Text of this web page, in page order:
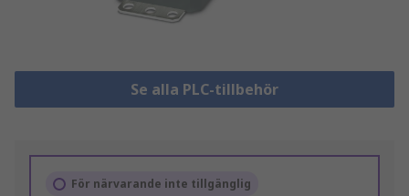
Se alla PLC-tillbehör
För närvarande inte tillgänglig